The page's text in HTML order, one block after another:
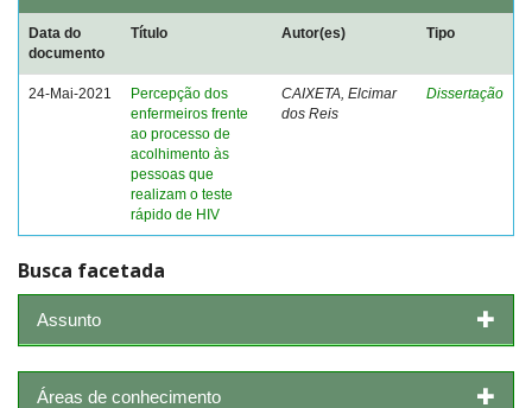
Data do
documento
Título Autor(es) Tipo
24-Mai-2021
Percepção dos
enfermeiros frente
ao processo de
acolhimento às
pessoas que
realizam o teste
rápido de HIV
CAIXETA, Elcimar
dos Reis
Dissertação
Busca facetada
Assunto
Áreas de conhecimento